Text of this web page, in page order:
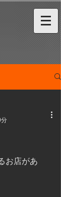
お店があ